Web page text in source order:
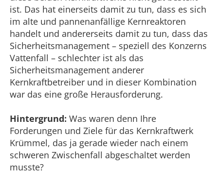
ist. Das hat einerseits damit zu tun, dass es sich
im alte und pannenanfällige Kernreaktoren
handelt und andererseits damit zu tun, dass das
Sicherheitsmanagement – speziell des Konzerns
Vattenfall – schlechter ist als das
Sicherheitsmanagement anderer
Kernkraftbetreiber und in dieser Kombination
war das eine große Herausforderung.
Hintergrund: Was waren denn Ihre
Forderungen und Ziele für das Kernkraftwerk
Krümmel, das ja gerade wieder nach einem
schweren Zwischenfall abgeschaltet werden
musste?